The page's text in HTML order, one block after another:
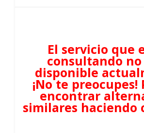
El servicio que
consultando no
disponible
¡No te preocupes!
encontrar
similares haciendo